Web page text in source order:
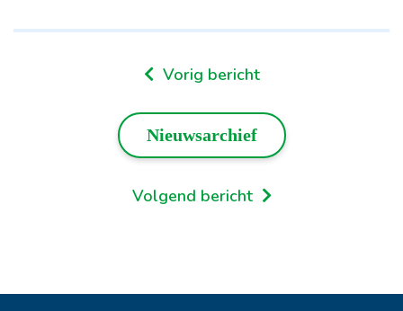
Vorig bericht
Nieuwsarchief
Volgend bericht